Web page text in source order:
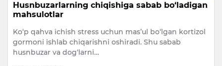
Husnbuzarlarning chiqishiga sabab bo‘ladigan
mahsulotlar
Ko‘p qahva ichish stress uchun mas’ul bo‘lgan kortizol
gormoni ishlab chiqarishni oshiradi. Shu sabab
husnbuzar va dog‘larni…